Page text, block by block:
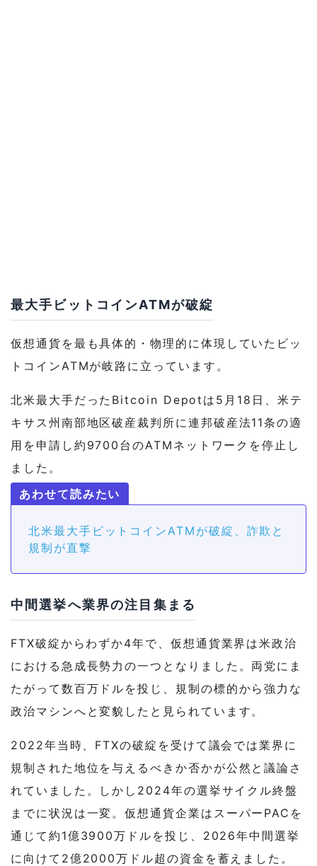
最大手ビットコインATMが破綻
仮想通貨を最も具体的・物理的に体現していたビッ
トコインATMが岐路に立っています。
北米最大手だったBitcoin Depotは5月18日、米テ
キサス州南部地区破産裁判所に連邦破産法11条の適
用を申請し約9700台のATMネットワークを停止し
ました。
北米最大手ビットコインATMが破綻、詐欺と
規制が直撃
中間選挙へ業界の注目集まる
FTX破綻からわずか4年で、仮想通貨業界は米政治
における急成長勢力の一つとなりました。両党にま
たがって数百万ドルを投じ、規制の標的から強力な
政治マシンへと変貌したと見られています。
2022年当時、FTXの破綻を受けて議会では業界に
規制された地位を与えるべきか否かが公然と議論さ
れていました。しかし2024年の選挙サイクル終盤
までに状況は一変。仮想通貨企業はスーパーPACを
通じて約1億3900万ドルを投じ、2026年中間選挙
に向けて2億2000万ドル超の資金を蓄えました。